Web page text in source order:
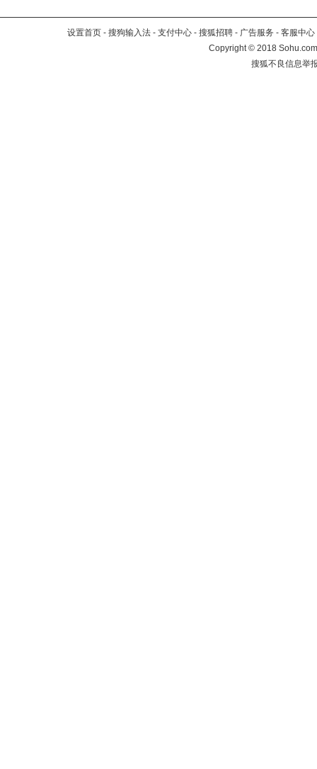
设置首页 - 搜狗输入法 - 支付中心 - 搜狐招聘 - 广告服务 - 客服中心
Copyright©2018
搜狐不良信息举